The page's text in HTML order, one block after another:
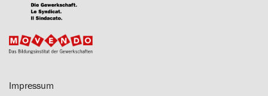
Impressum